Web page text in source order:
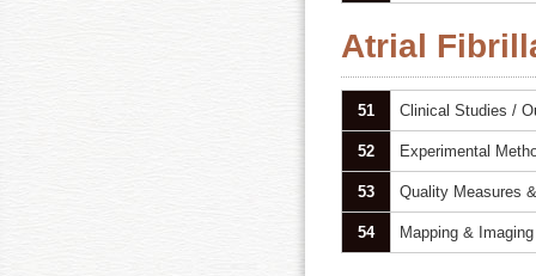
Atrial
51 Clinical Studies /
52 Experimental
53 Quality Measures
54 Mapping & Imaging